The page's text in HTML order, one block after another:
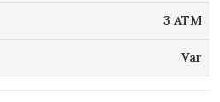
3 ATM
Var